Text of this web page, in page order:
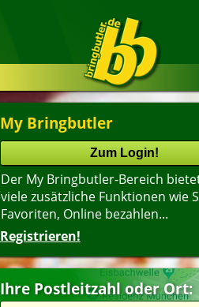
My Bringbutler
Der My Bringbutler-Bereich
viele zusätzliche Funktionen wie
Favoriten, Online bezahlen...
Registrieren!
Ihre Postleitzahl oder Ort: